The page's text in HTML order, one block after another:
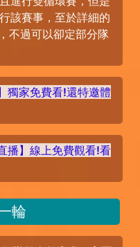
該賽事，至於詳細的
不過可以卻定部分隊
獨家免費看!還特邀體
播】線上免費觀看!看
輪